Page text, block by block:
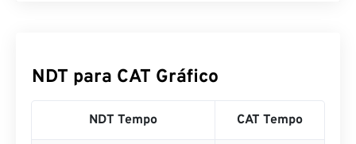
NDT para CAT Gráfico
NDT Tempo CAT Tempo